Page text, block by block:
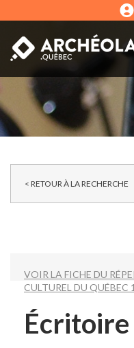
< RETOUR À LA RECHERCHE
VOIR LA FICHE DU
CULTUREL DU QUÉBEC
Écritoire